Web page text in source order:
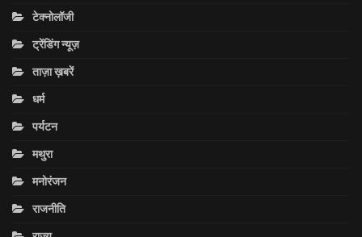
टेक्नोलॉजी
ट्रेंडिंग न्यूज़
ताज़ा ख़बरें
धर्म
पर्यटन
मथुरा
मनोरंजन
राजनीति